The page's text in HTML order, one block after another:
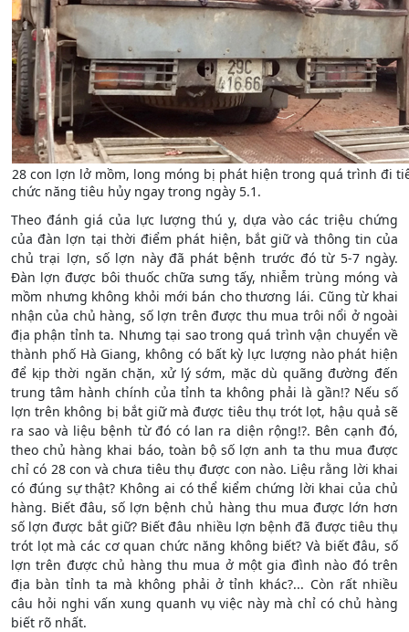
28 con lợn lở mồm, long móng bị phát hiện trong quá trình đi
chức năng tiêu hủy ngay trong ngày 5.1.
Theo đánh giá của lực lượng thú y, dựa vào các triệu chứng
của đàn lợn tại thời điểm phát hiện, bắt giữ và thông tin của
chủ trại lợn, số lợn này đã phát bệnh trước đó từ 5-7 ngày.
Đàn lợn được bôi thuốc chữa sưng tấy, nhiễm trùng móng và
mồm nhưng không khỏi mới bán cho thương lái. Cũng từ khai
nhận của chủ hàng, số lợn trên được thu mua trôi nổi ở ngoài
địa phận tỉnh ta. Nhưng tại sao trong quá trình vận chuyển về
thành phố Hà Giang, không có bất kỳ lực lượng nào phát hiện
để kịp thời ngăn chặn, xử lý sớm, mặc dù quãng đường đến
trung tâm hành chính của tỉnh ta không phải là gần!? Nếu số
lợn trên không bị bắt giữ mà được tiêu thụ trót lọt, hậu quả sẽ
ra sao và liệu bệnh từ đó có lan ra diện rộng!?. Bên cạnh đó,
theo chủ hàng khai báo, toàn bộ số lợn anh ta thu mua được
chỉ có 28 con và chưa tiêu thụ được con nào. Liệu rằng lời khai
có đúng sự thật? Không ai có thể kiểm chứng lời khai của chủ
hàng. Biết đâu, số lợn bệnh chủ hàng thu mua được lớn hơn
số lợn được bắt giữ? Biết đâu nhiều lợn bệnh đã được tiêu thụ
trót lọt mà các cơ quan chức năng không biết? Và biết đâu, số
lợn trên được chủ hàng thu mua ở một gia đình nào đó trên
địa bàn tỉnh ta mà không phải ở tỉnh khác?... Còn rất nhiều
câu hỏi nghi vấn xung quanh vụ việc này mà chỉ có chủ hàng
biết rõ nhất.